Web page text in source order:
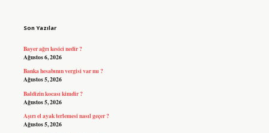
Son Yazılar
Bayer ağrı kesici nedir ?
Ağustos 6, 2026
Banka hesabının vergisi var mı ?
Ağustos 5, 2026
Baldizin kocası kimdir ?
Ağustos 5, 2026
Aşırı el ayak terlemesi nasıl geçer ?
Ağustos 5, 2026